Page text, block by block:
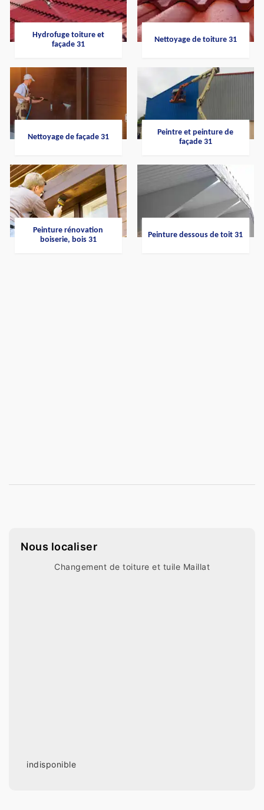
Hydrofuge toiture et
façade 31
Nettoyage de toiture 31
Nettoyage de façade 31
Peintre et peinture de
façade 31
Peinture rénovation
boiserie, bois 31
Peinture dessous de toit 31
Nous localiser
Changement de toiture et tuile Maillat
indisponible